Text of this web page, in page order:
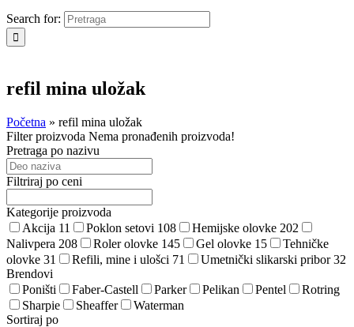
Search for:
refil mina uložak
Početna » refil mina uložak
Filter proizvoda Nema pronađenih proizvoda!
Pretraga po nazivu
Filtriraj po ceni
Kategorije proizvoda
Akcija 11 Poklon setovi 108 Hemijske olovke 202
Nalivpera 208 Roler olovke 145 Gel olovke 15
Tehničke
olovke 31 Refili, mine i ulošci 71 Umetnički slikarski pribor32
Brendovi
Poništi
Faber-Castell Parker Pelikan Pentel
Rotring
Sharpie
Sheaffer
Waterman
Sortiraj po